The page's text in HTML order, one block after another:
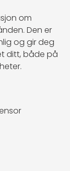
om
Den er
og gir deg
ditt, både på